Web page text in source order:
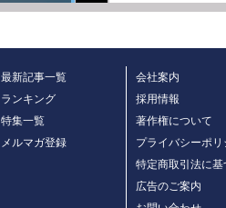
最新記事一覧
ランキング
特集一覧
メルマガ登録
会社案内
採用情報
著作権について
プライバシーポ
特定商取引法に基
広告のご案内